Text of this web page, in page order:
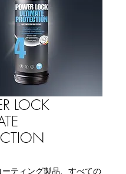
LOCK
ティング製品、すべての